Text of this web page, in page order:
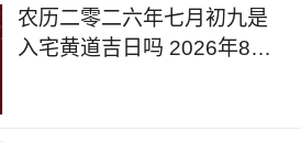
农历二零二六年七月初九是
入宅黄道吉日吗 2026年8月